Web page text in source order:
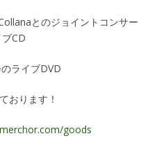
とのジョイントコンサー
ブCD
ライブDVD
おります！
goods